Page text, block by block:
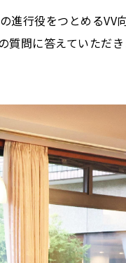
進行役をつとめるVV
質問に答えていただ